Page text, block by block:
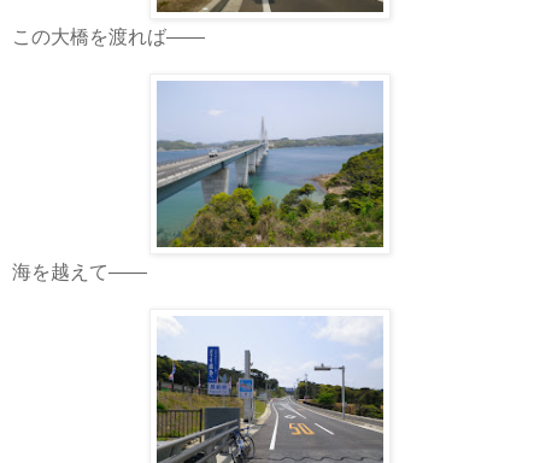
この大橋を渡れば――
海を越えて――